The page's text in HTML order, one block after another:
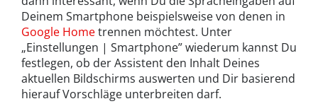
Deinem Smartphone beispielsweise von denen in
Google Hometrennen möchtest. Unter
„Einstellungen | Smartphone” wiederum kannst Du
festlegen, ob der Assistent den Inhalt Deines
aktuellen Bildschirms auswerten und Dir basierend
hierauf Vorschläge unterbreiten darf.